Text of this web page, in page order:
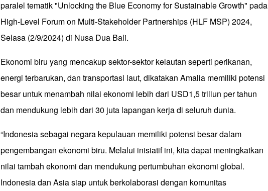
paralel tematik "Unlocking the Blue Economy for Sustainable Growth" pada
High-Level Forum on Multi-Stakeholder Partnerships (HLF MSP) 2024,
Selasa (2/9/2024) di Nusa Dua Bali.
Ekonomi biru yang mencakup sektor-sektor kelautan seperti perikanan,
energi terbarukan, dan transportasi laut, dikatakan Amalia memiliki potensi
besar untuk menambah nilai ekonomi lebih dari USD1,5 triliun per tahun
dan mendukung lebih dari 30 juta lapangan kerja di seluruh dunia.
“Indonesia sebagai negara kepulauan memiliki potensi besar dalam
pengembangan ekonomi biru. Melalui inisiatif ini, kita dapat meningkatkan
nilai tambah ekonomi dan mendukung pertumbuhan ekonomi global.
Indonesia dan Asia siap untuk berkolaborasi dengan komunitas